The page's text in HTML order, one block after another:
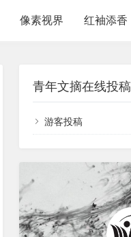
像素视界 红袖添香
青年文摘在线投稿
游客投稿